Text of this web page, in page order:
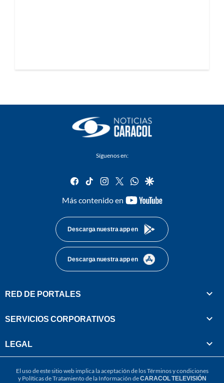
Síguenos en:
facebook
tiktok instagram
twitterwhatsapp
google
Más contenido en
youtube-
Descarga nuestra app en
Descarga nuestra app en
RED DE PORTALES
SERVICIOS CORPORATIVOS
LEGAL
El uso de este sitio web implica la aceptación de losTérminos y condiciones
y Políticas de Tratamiento de la Información deCARACOL TELEVISIÓN